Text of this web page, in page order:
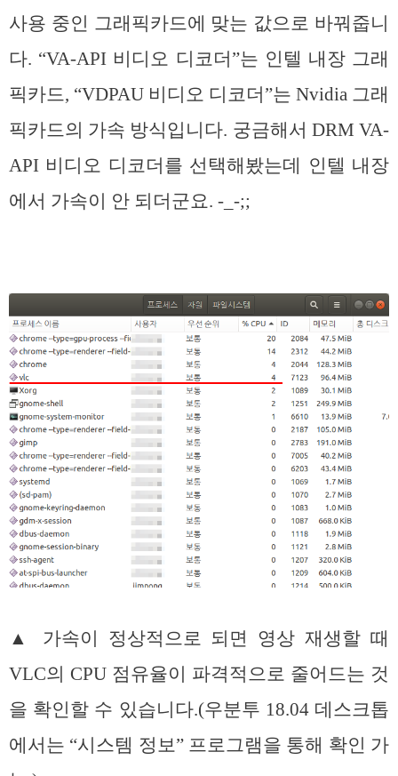
사용 중인 그래픽카드에 맞는 값으로 바꿔줍니
다. “VA-API 비디오 디코더”는 인텔 내장 그래
픽카드, “VDPAU 비디오 디코더”는 Nvidia 그래
픽카드의 가속 방식입니다. 궁금해서 DRM VA-
API 비디오 디코더를 선택해봤는데 인텔 내장
에서 가속이 안 되더군요. -_-;;
▲ 가속이 정상적으로 되면 영상 재생할 때
VLC의 CPU 점유율이 파격적으로 줄어드는 것
을 확인할 수 있습니다.(우분투 18.04 데스크톱
에서는 “시스템 정보” 프로그램을 통해 확인 가